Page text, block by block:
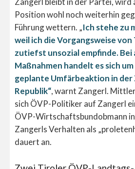
Position wohl noch weiterhin
Führung wettern. „Ich stehe zu
weil ich die Vorgangsweise von
zutiefst unsozial empfinde. Bei
Maßnahmen handelt es sich
geplante Umfärbeaktion in der
Republik“, warnt Zangerl.
sich ÖVP-Politiker auf Zangerl
ÖVP-Wirtschaftsbundobmann
Zangerls Verhalten als
dauert an.